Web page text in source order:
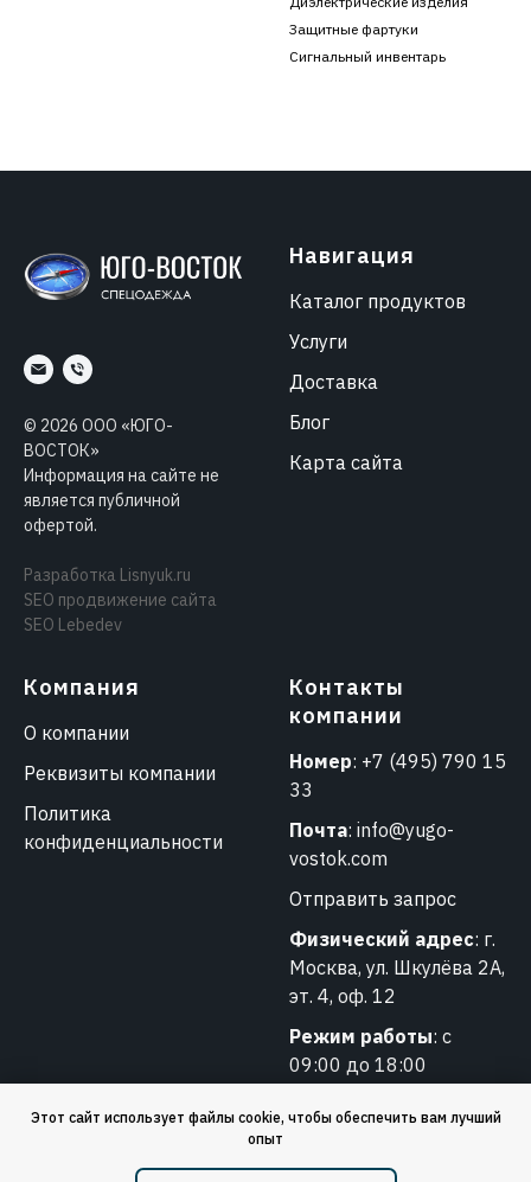
Этот сайт использует файлы cookie, чтобы обеспечить вам лучший
опыт
Защитные фартуки
Сигнальный инвентарь
© 2026 ООО «ЮГО-
ВОСТОК»
Информация на сайте не
является публичной
офертой.
Разработка Lisnyuk.ru
SEO продвижение сайта
SEO Lebedev
Навигация
Каталог продуктов
Услуги
Доставка
Блог
Карта сайта
Компания
О компании
Реквизиты компании
Политика
конфиденциальности
Контакты
компании
Номер: +7 (495) 790 15
33
Почта: info@yugo-
vostok.com
Отправить запрос
Физический адрес: г.
Москва, ул. Шкулёва 2А,
эт. 4, оф. 12
Режим работы: с
09:00 до 18:00